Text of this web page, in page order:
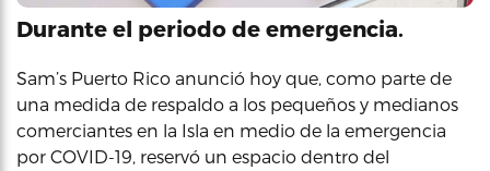
Durante el periodo de emergencia.
Sam’s Puerto Rico anunció hoy que, como parte de
una medida de respaldo a los pequeños y medianos
comerciantes en la Isla en medio de la emergencia
por COVID-19, reservó un espacio dentro del